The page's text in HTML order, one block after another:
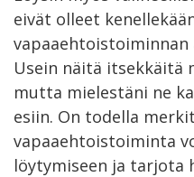
eivät olleet
Usein näitä itsekkäitä
mutta mielestäni ne
esiin. On todella
vapaaehtoistoiminta
löytymiseen ja tarjota